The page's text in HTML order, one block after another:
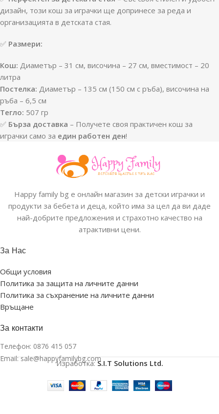
дизайн, този кош за играчки ще допринесе за реда и
организацията в детската стая.
✅ Размери:
Кош: Диаметър – 31 см, височина – 27 см, вместимост – 20
литра
Постелка: Диаметър – 135 см (150 см с ръба), височина на
ръба – 6,5 см
Тегло: 507 гр
✅ Бърза доставка – Получете своя практичен кош за
играчки само за един работен ден!
Happy family bg е онлайн магазин за детски играчки и
продукти за бебета и деца, който има за цел да ви даде
най-добрите предложения и страхотно качество на
атрактивни цени.
За Нас
Общи условия
Политика за защита на личните данни
Политика за съхранение на личните данни
Връщане
За контакти
Телефон: 0876 415 057
Email:sale@happyfamilybg.com
Изработка:S.I.T Solutions Ltd.